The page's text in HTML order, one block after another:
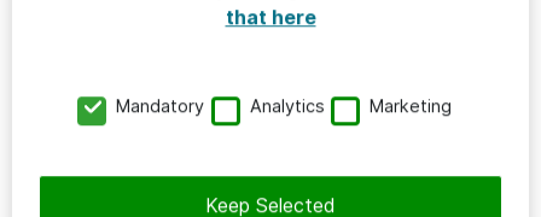
Vid en implementering av VMwares produkter tycker
fundera igenom och planera vad det är för typ av
that here
Mandatory Analytics Marketing
Keep Selected